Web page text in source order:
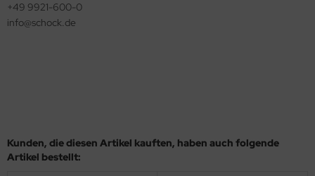
+49 9921-600-0
info@​schock.de
Kunden, die diesen Artikel kauften, haben auch folgende
Artikel bestellt: